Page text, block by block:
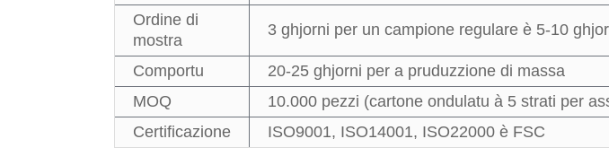
Ordine di
mostra
3 ghjorni per un campione regulare è 5-10
Comportu
20-25 ghjorni per a pruduzzione di massa
MOQ
10.000 pezzi (cartone ondulatu à 5 strati per
Certificazione
ISO9001, ISO14001, ISO22000 è FSC